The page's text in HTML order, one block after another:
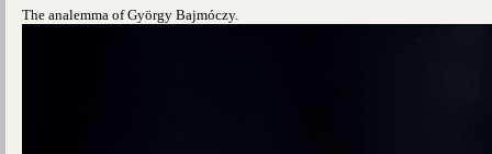
The analemma of György Bajmóczy.